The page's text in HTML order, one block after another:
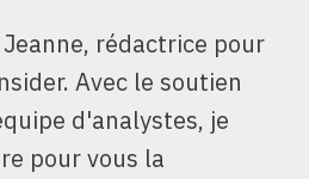
rédactrice pour
Avec le soutien
d'analystes, je
pour vous la